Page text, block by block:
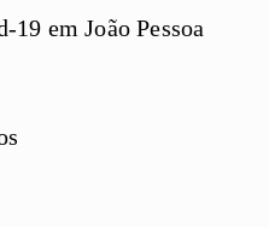
19 em João Pessoa